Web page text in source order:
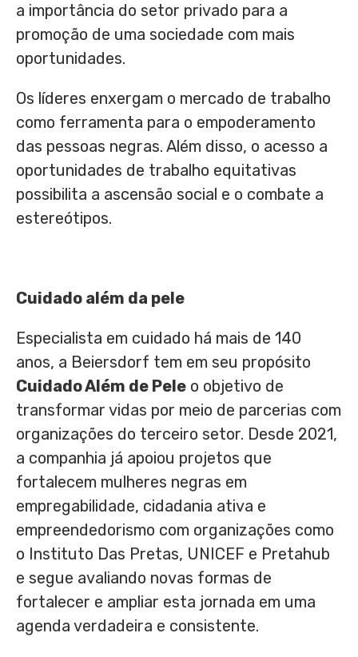
a importância do setor privado para a
promoção de uma sociedade com mais
oportunidades.
Os líderes enxergam o mercado de trabalho
como ferramenta para o empoderamento
das pessoas negras. Além disso, o acesso a
oportunidades de trabalho equitativas
possibilita a ascensão social e o combate a
estereótipos.
Cuidado além da pele
Especialista em cuidado há mais de 140
anos, a Beiersdorf tem em seu propósito
Cuidado Além de Pele o objetivo de
transformar vidas por meio de parcerias com
organizações do terceiro setor. Desde 2021,
a companhia já apoiou projetos que
fortalecem mulheres negras em
empregabilidade, cidadania ativa e
empreendedorismo com organizações como
o Instituto Das Pretas, UNICEF e Pretahub
e segue avaliando novas formas de
fortalecer e ampliar esta jornada em uma
agenda verdadeira e consistente.